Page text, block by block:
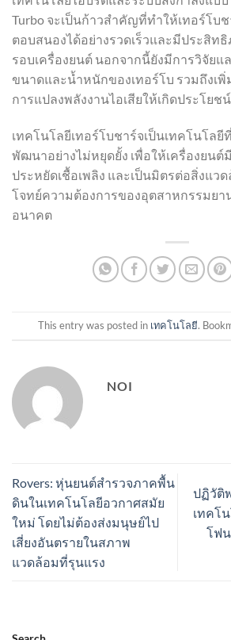
Turbo จะเป็นก้าวสำคัญที่ทำให้เทอร์โบ
ตอบสนองได้อย่างรวดเร็วและมีประสิท
รอบเครื่องยนต์ นอกจากนี้ยังมีการวิจัย
ขนาดและน้ำหนักของเทอร์โบ รวมถึงเ
การแปลงพลังงานไอเสียให้เกิดประโยช
เทคโนโลยีเทอร์โบชาร์จเป็นเทคโนโล
พัฒนาอย่างไม่หยุดยั้ง เพื่อให้เครื่องยน
ประหยัดเชื้อเพลิง และเป็นมิตรต่อสิ่งแว
โจทย์ความต้องการของอุตสาหกรรมยา
อนาคต
This entry was posted in เทคโนโลยี.
NOI
Rovers: หุ่นยนต์สำรวจภาคพื้น
ดินในเทคโนโลยีอวกาศสมัย
ใหม่ โดยไม่ต้องส่งมนุษย์ไป
เสี่ยงอันตรายในสภาพ
แวดล้อมที่รุนแรง
ปฏิวัติ
เทคโ
โฟ